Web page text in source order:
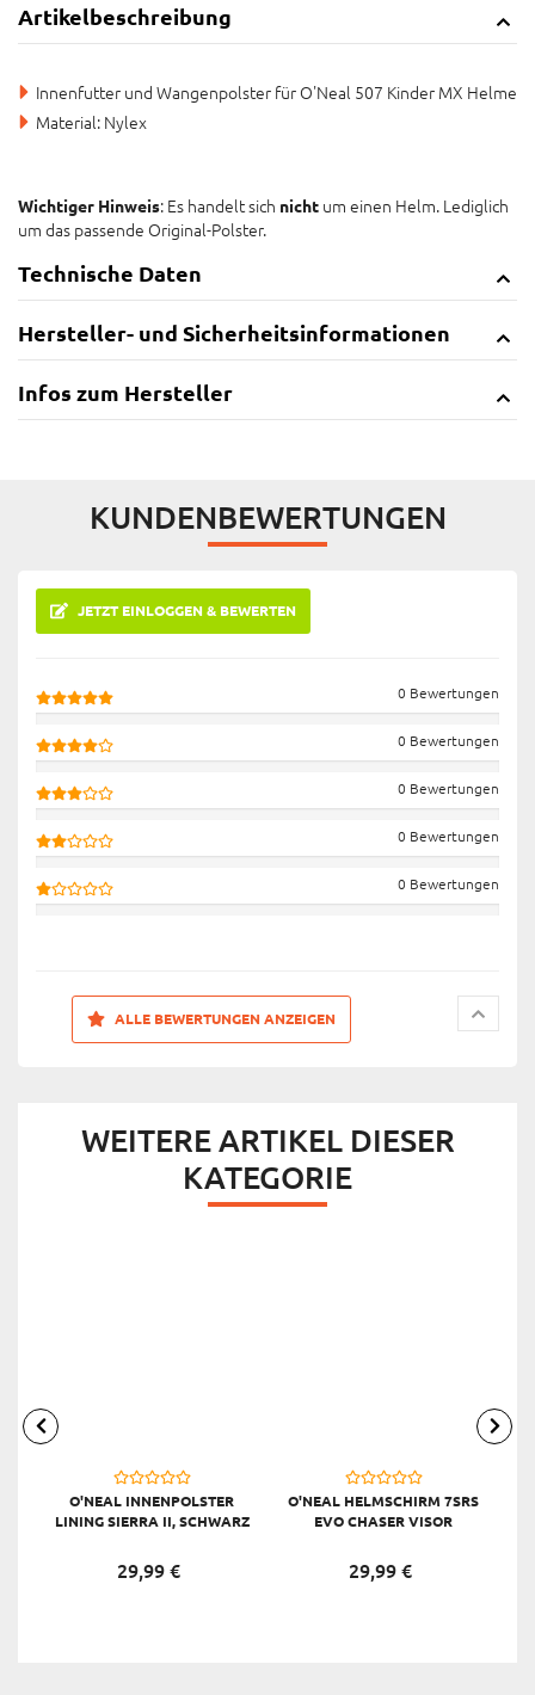
Artikelbeschreibung
Innenfutter und Wangenpolster für O'Neal 507 Kinder MX Helme
Material: Nylex
Wichtiger Hinweis: Es handelt sich nicht um einen Helm. Lediglich
um das passende Original-Polster.
Technische Daten
Hersteller- und Sicherheitsinformationen
Infos zum Hersteller
KUNDENBEWERTUNGEN
JETZT EINLOGGEN & BEWERTEN
0 Bewertungen
0 Bewertungen
0 Bewertungen
0 Bewertungen
0 Bewertungen
ALLE BEWERTUNGEN ANZEIGEN
WEITERE ARTIKEL DIESER
KATEGORIE
O'NEAL INNENPOLSTER
LINING SIERRA II, SCHWARZ
29,99€
O'NEAL HELMSCHIRM 7SRS
EVO CHASER VISOR
29,99€